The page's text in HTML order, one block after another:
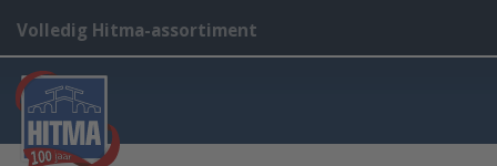
Volledig Hitma-assortiment